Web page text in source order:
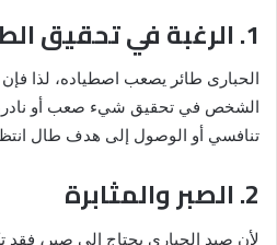
1. الرغبة في تحقيق الطموحات
الحبارى طائر يصعب اصطياده، لذا
الشخص في تحقيق شيء صعب أو
تنافسي أو الوصول إلى هدف طال
2. الصبر والمثابرة
لأن صيد الحبارى يحتاج إلى صبر، فقد